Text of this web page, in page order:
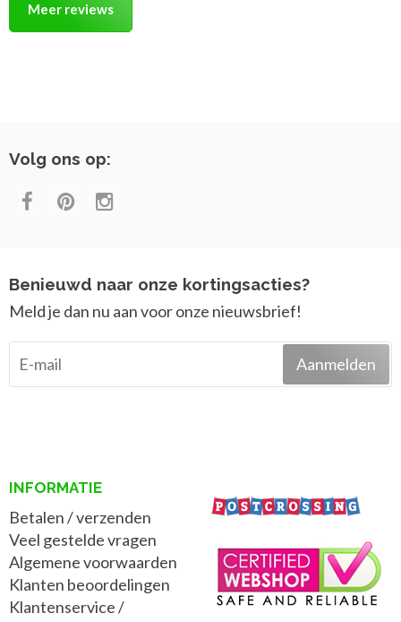
Meer reviews
Volg ons op:
Benieuwd naar onze kortingsacties?
Meld je dan nu aan voor onze nieuwsbrief!
Aanmelden
INFORMATIE
Betalen / verzenden
Veel gestelde vragen
Algemene voorwaarden
Klanten beoordelingen
Klantenservice /